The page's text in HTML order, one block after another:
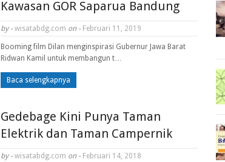
Kawasan GOR Saparua Bandung
by - wisatabdg.com on - Februari 11, 2019
Booming film Dilan menginspirasi Gubernur Jawa Barat
Ridwan Kamil untuk membangun t…
Baca selengkapnya
Gedebage Kini Punya Taman
Elektrik dan Taman Campernik
by - wisatabdg.com on - Februari 14, 2018